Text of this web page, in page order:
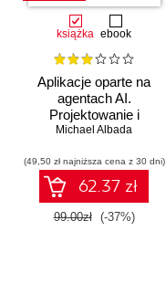
książka ebook
Aplikacje oparte na
agentach AI.
Projektowanie i
wdrażanie systemów
Michael Albada
(49,50 zł najniższa cena z 30 dni)
62.37 zł
99.00zł (-37%)